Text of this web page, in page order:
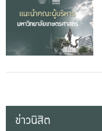
ข่าวนิสิต